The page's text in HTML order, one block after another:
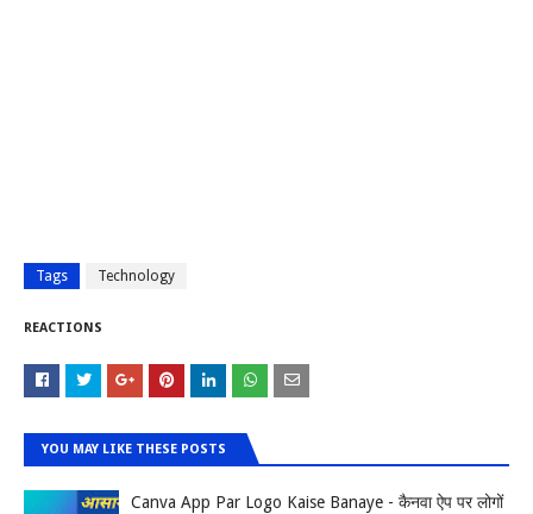
Tags Technology
REACTIONS
YOU MAY LIKE THESE POSTS
Canva App Par Logo Kaise Banaye - कैनवा ऐप पर लोगों